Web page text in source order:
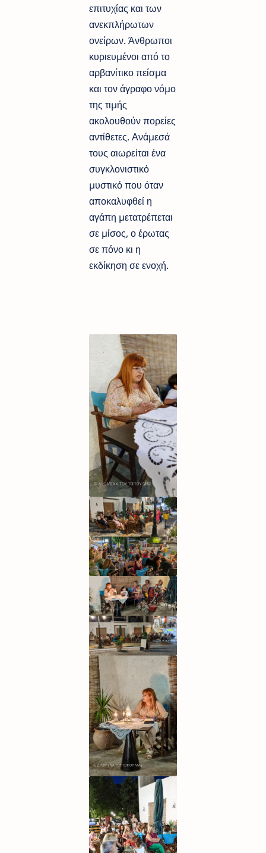
επιτυχίας και των
ανεκπλήρωτων
ονείρων. Άνθρωποι
κυριευµένοι από το
αρβανίτικο πείσµα
και τον άγραφο νόµο
της τιµής
ακολουθούν πορείες
αντίθετες. Ανάµεσά
τους αιωρείται ένα
συγκλονιστικό
µυστικό που όταν
αποκαλυφθεί η
αγάπη µετατρέπεται
σε µίσος, ο έρωτας
σε πόνο κι η
εκδίκηση σε ενοχή.